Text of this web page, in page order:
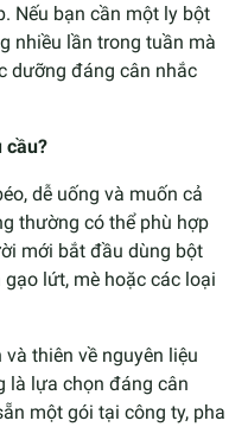
Nếu bạn cần một ly bột
nhiều lần trong tuần mà
dưỡng đáng cân nhắc
cầu?
dễ uống và muốn cả
thường có thể phù hợp
mới bắt đầu dùng bột
lứt, mè hoặc các loại
thiên về nguyên liệu
là lựa chọn đáng cân
một gói tại công ty, pha